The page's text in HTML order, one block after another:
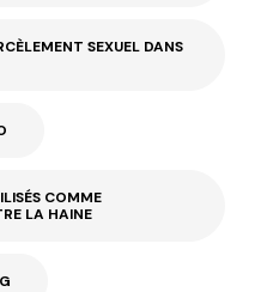
SEXUEL DANS
COMME
LA HAINE